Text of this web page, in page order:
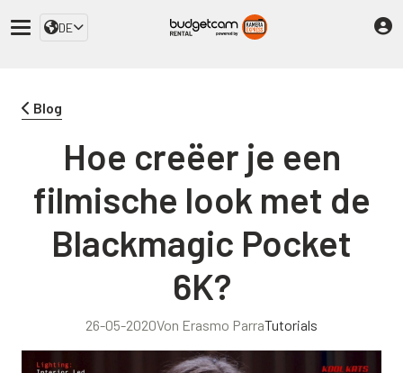
DE
Blog
Hoe creëer je een
filmische look met de
Blackmagic Pocket
6K?
26-05-2020Von Erasmo ParraTutorials